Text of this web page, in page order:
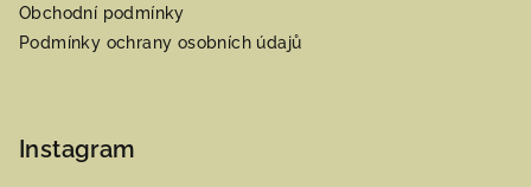
Obchodní podmínky
Podmínky ochrany osobních údajů
Instagram